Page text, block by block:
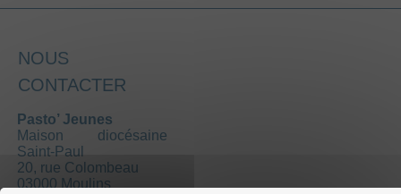
NOUS
CONTACTER
Pasto’ Jeunes
Maison diocésaine
Saint-Paul
20, rue Colombeau
03000 Moulins